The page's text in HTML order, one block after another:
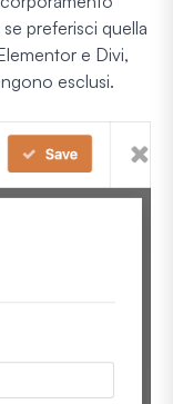
preferisci quella
e Divi,
esclusi.